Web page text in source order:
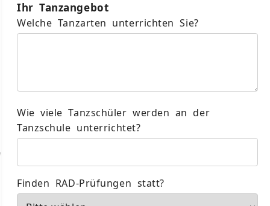
Ihr Tanzangebot
Welche Tanzarten unterrichten Sie?
Wie viele Tanzschüler werden an der
Tanzschule unterrichtet?
Finden RAD-Prüfungen statt?